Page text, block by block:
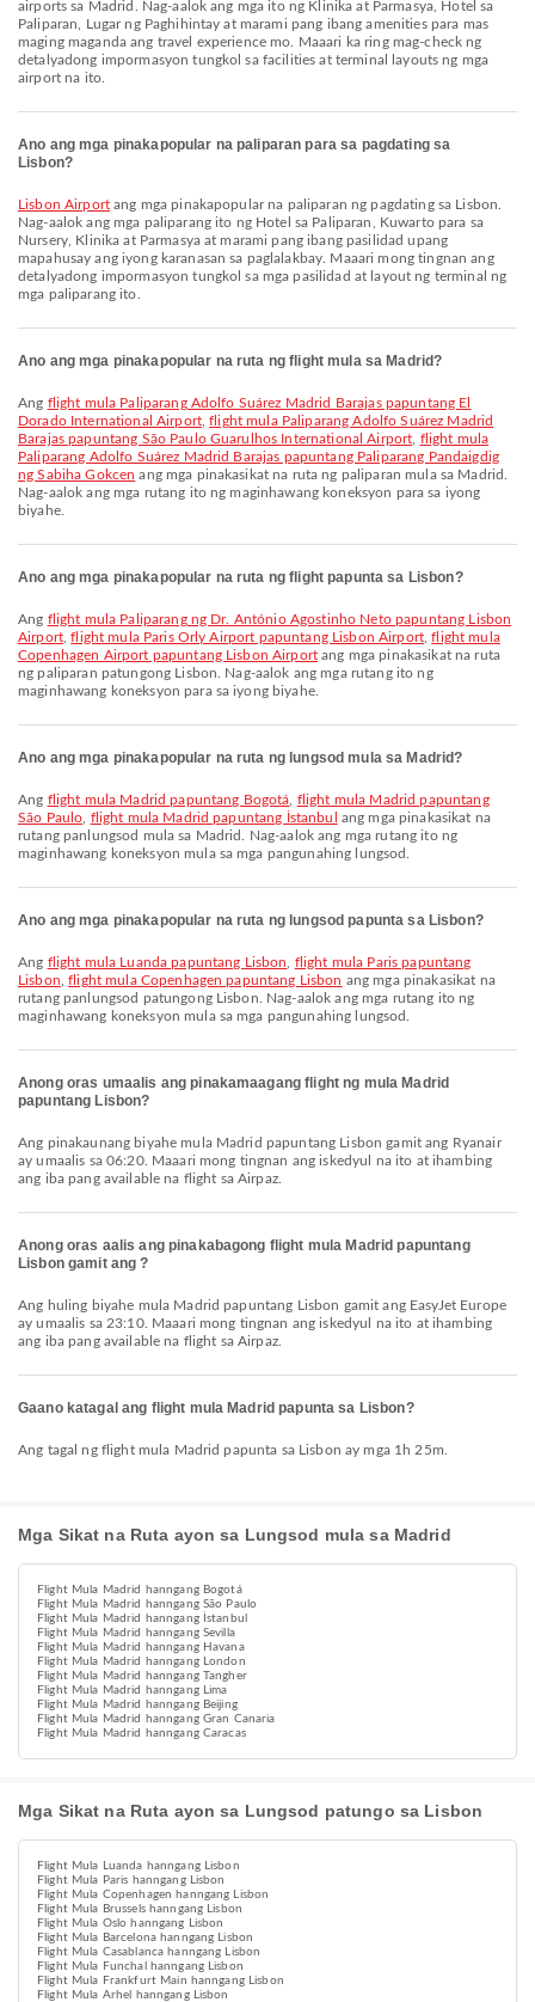
airports sa Madrid. Nag-aalok ang mga ito ng Klinika at Parmasya, Hotel sa
Paliparan, Lugar ng Paghihintay at marami pang ibang amenities para mas
maging maganda ang travel experience mo. Maaari ka ring mag-check ng
detalyadong impormasyon tungkol sa facilities at terminal layouts ng mga
airport na ito.
Ano ang mga pinakapopular na paliparan para sa pagdating sa
Lisbon?
Lisbon Airportang mga pinakapopular na paliparan ng pagdating sa Lisbon.
Nag-aalok ang mga paliparang ito ng Hotel sa Paliparan, Kuwarto para sa
Nursery, Klinika at Parmasya at marami pang ibang pasilidad upang
mapahusay ang iyong karanasan sa paglalakbay. Maaari mong tingnan ang
detalyadong impormasyon tungkol sa mga pasilidad at layout ng terminal ng
mga paliparang ito.
Ano ang mga pinakapopular na ruta ng flight mula sa Madrid?
Ang flight mula Paliparang Adolfo Suárez Madrid Barajas papuntang El
Dorado International Airport,flight mula Paliparang Adolfo Suárez Madrid
Barajas papuntang São Paulo Guarulhos International Airport flight mula
Paliparang Adolfo Suárez Madrid Barajas papuntang Paliparang Pandaigdig
ng Sabiha Gokcen ang mga pinakasikat na ruta ng paliparan mula sa Madrid.
Nag-aalok ang mga rutang ito ng maginhawang koneksyon para sa iyong
biyahe.
Ano ang mga pinakapopular na ruta ng flight papunta sa Lisbon?
Ang flight mula Paliparang ng Dr. António Agostinho Neto papuntang Lisbon
Airport,flight mula Paris Orly Airport papuntang Lisbon Airport,flight mula
Copenhagen Airport papuntang Lisbon Airport ang mga pinakasikat na ruta
ng paliparan patungong Lisbon. Nag-aalok ang mga rutang ito ng
maginhawang koneksyon para sa iyong biyahe.
Ano ang mga pinakapopular na ruta ng lungsod mula sa Madrid?
Ang flight mula Madrid papuntang Bogotá flight mula Madrid papuntang
São Paulo flight mula Madrid papuntang İstanbul
ang mga pinakasikat na
rutang panlungsod mula sa Madrid. Nag-aalok ang mga rutang ito ng
maginhawang koneksyon mula sa mga pangunahing lungsod.
Ano ang mga pinakapopular na ruta ng lungsod papunta sa Lisbon?
Ang flight mula Luanda papuntang Lisbon
flight mula Paris papuntang
Lisbon ,flight mula Copenhagen papuntang Lisbon ang mga pinakasikat na
rutang panlungsod patungong Lisbon. Nag-aalok ang mga rutang ito ng
maginhawang koneksyon mula sa mga pangunahing lungsod.
Anong oras umaalis ang pinakamaagang flight ng mula Madrid
papuntang Lisbon?
Ang pinakaunang biyahe mula Madrid papuntang Lisbon gamit ang Ryanair
ay umaalis sa 06:20. Maaari mong tingnan ang iskedyul na ito at ihambing
ang iba pang available na flight sa Airpaz.
Anong oras aalis ang pinakabagong flight mula Madrid papuntang
Lisbon gamit ang ?
Ang huling biyahe mula Madrid papuntang Lisbon gamit ang EasyJet Europe
ay umaalis sa 23:10. Maaari mong tingnan ang iskedyul na ito at ihambing
ang iba pang available na flight sa Airpaz.
Gaano katagal ang flight mula Madrid papunta sa Lisbon?
Ang tagal ng flight mula Madrid papunta sa Lisbon ay mga 1h 25m.
Mga Sikat na Ruta ayon sa Lungsod mula sa Madrid
Flight Mula Madrid hanngang Bogotá
Flight Mula Madrid hanngang São Paulo
Flight Mula Madrid hanngang İstanbul
Flight Mula Madrid hanngang Sevilla
Flight Mula Madrid hanngang Havana
Flight Mula Madrid hanngang London
Flight Mula Madrid hanngang Tangher
Flight Mula Madrid hanngang Lima
Flight Mula Madrid hanngang Beijing
Flight Mula Madrid hanngang Gran Canaria
Flight Mula Madrid hanngang Caracas
Mga Sikat na Ruta ayon sa Lungsod patungo sa Lisbon
Flight Mula Luanda hanngang Lisbon
Flight Mula Paris hanngang Lisbon
Flight Mula Copenhagen hanngang Lisbon
Flight Mula Brussels hanngang Lisbon
Flight Mula Oslo hanngang Lisbon
Flight Mula Barcelona hanngang Lisbon
Flight Mula Casablanca hanngang Lisbon
Flight Mula Funchal hanngang Lisbon
Flight Mula Frankfurt Main hanngang Lisbon
Flight Mula Arhel hanngang Lisbon